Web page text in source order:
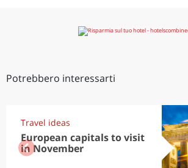
Potrebbero interessarti
Travel ideas
European capitals to visit
in November